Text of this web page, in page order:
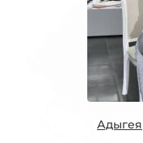
Адыгея